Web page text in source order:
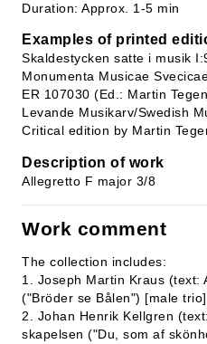
Duration: Approx. 1-5 min
Examples of printed
Skaldestycken satte i musik
Monumenta Musicae
ER 107030 (Ed.: Martin
Levande Musikarv/Swedish
Critical edition by Martin
Description of work
Allegretto F major 3/8
Work comment
The collection includes:
1. Joseph Martin Kraus (text:
("Bröder se Bålen") [male trio]
2. Johan Henrik Kellgren
skapelsen ("Du, som af